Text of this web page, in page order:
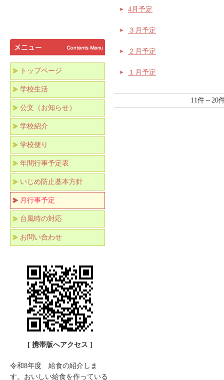
4月予定
３月予定
２月予定
１月予定
11件～
トップページ
学校生活
公文（お知らせ）
学校紹介
学校便り
年間行事予定表
いじめ防止基本方針
月行事予定
台風時の対応
お問い合わせ
[ 携帯版へアクセス ]
令和8年度 給食の紹介しま
す。おいしい給食を作っている